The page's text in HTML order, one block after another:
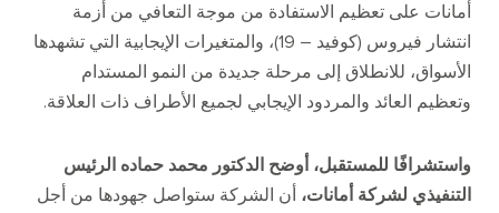
أمانات على تعظيم الاستفادة من موجة التعافي من أزمة
انتشار فيروس (كوفيد – 19) ، والمتغيرات الإيجابية التي تشهدها
الأسواق، للانطلاق إلى مرحلة جديدة من النمو المستدام
وتعظيم العائد والمردود الإيجابي لجميع الأطراف ذات العلاقة.
واستشرافًا للمستقبل، أوضح الدكتور محمد حماده الرئيس
التنفيذي لشركة أمانات، أن الشركة ستواصل جهودها من أجل